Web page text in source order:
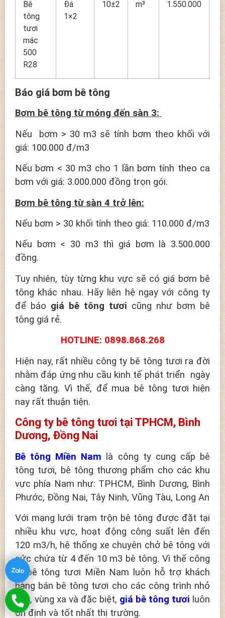
Bê
tông
tươi
mác
500
R28
Đá
1×2
10±2 m³ 1.550.000
Báo giá bơm bê tông
Bơm bê tông từ móng đến sàn 3:
Nếu bơm > 30 m3 sẽ tính bơm theo khối với
giá: 100.000 đ/m3
Nếu bơm < 30 m3 cho 1 lần bơm tính theo ca
bơm với giá: 3.000.000 đồng trọn gói.
Bơm bê tông từ sàn 4 trở lên:
Nếu bơm > 30 khối tính theo giá: 110.000 đ/m3
Nếu bơm < 30 m3 thì giá bơm là 3.500.000
đồng.
Tuy nhiên, tùy từng khu vực sẽ có giá bơm bê
tông khác nhau. Hãy liên hệ ngay với công ty
để báo giá bê tông tươi cũng như bơm bê
tông giá rẻ.
HOTLINE: 0898.868.268
Hiện nay, rất nhiều công ty bê tông tươi ra đời
nhằm đáp ứng nhu cầu kinh tế phát triển ngày
càng tăng. Vì thế, để mua bê tông tươi hiện
nay rất thuận tiện.
Công ty bê tông tươi tại TPHCM, Bình
Dương, Đồng Nai
Bê tông Miền Nam là công ty cung cấp bê
tông tươi, bê tông thương phẩm cho các khu
vực phía Nam như: TPHCM, Bình Dương, Bình
Phước, Đồng Nai, Tây Ninh, Vũng Tàu, Long An
Với mạng lưới trạm trộn bê tông được đặt tại
nhiều khu vực, hoạt động công suất lên đến
120 m3/h, hệ thống xe chuyên chở bê tông với
sức chứa từ 4 đến 10 m3 bê tông. Vì thế công
ty bê tông tươi Miền Nam luôn hỗ trợ khách
hàng bán bê tông tươi cho các công trình nhỏ
hẹp, vùng xa và đặc biệt, giá bê tông tươi luôn
ổn định và tốt nhất thị trường.